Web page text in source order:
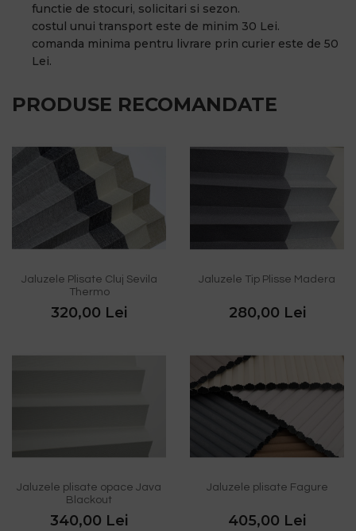
functie de stocuri, solicitari si sezon.
costul unui transport este de minim 30 Lei.
comanda minima pentru livrare prin curier este de 50
Lei.
PRODUSE RECOMANDATE
Jaluzele Plisate Cluj Sevila
Thermo
320,00 Lei
Jaluzele Tip Plisse Madera
280,00 Lei
Jaluzele plisate opace Java
Blackout
340,00 Lei
Jaluzele plisate Fagure
405,00 Lei